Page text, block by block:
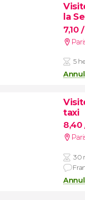
la
7,10
5
taxi
8,40
30